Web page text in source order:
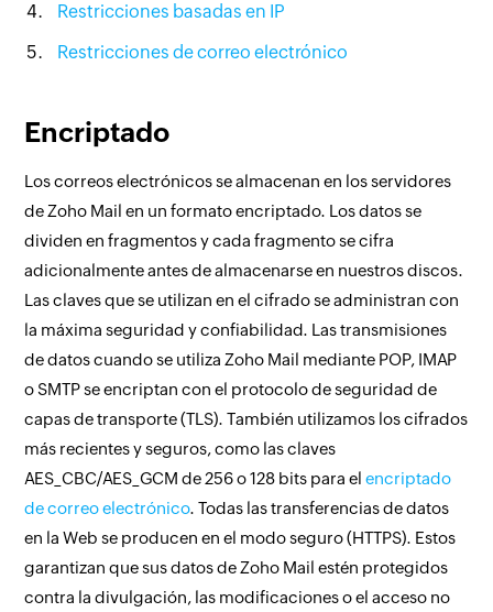
Restricciones basadas en IP
Restricciones de correo electrónico
Encriptado
Los correos electrónicos se almacenan en los servidores
de Zoho Mail en un formato encriptado. Los datos se
dividen en fragmentos y cada fragmento se cifra
adicionalmente antes de almacenarse en nuestros discos.
Las claves que se utilizan en el cifrado se administran con
la máxima seguridad y confiabilidad. Las transmisiones
de datos cuando se utiliza Zoho Mail mediante POP, IMAP
o SMTP se encriptan con el protocolo de seguridad de
capas de transporte (TLS). También utilizamos los cifrados
más recientes y seguros, como las claves
AES_CBC/AES_GCM de 256 o 128 bits para elencriptado
de correo electrónico. Todas las transferencias de datos
en la Web se producen en el modo seguro (HTTPS). Estos
garantizan que sus datos de Zoho Mail estén protegidos
contra la divulgación, las modificaciones o el acceso no